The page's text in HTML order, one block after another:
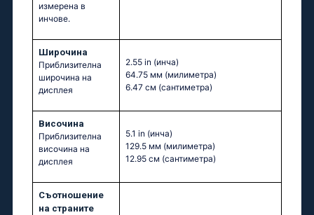
измерена в
инчове.
Широчина
Приблизителна
широчина на
дисплея
2.55 in (инча)
64.75 мм (милиметра)
6.47 см (сантиметра)
Височина
Приблизителна
височина на
дисплея
5.1 in (инча)
129.5 мм (милиметра)
12.95 см (сантиметра)
Съотношение
на страните